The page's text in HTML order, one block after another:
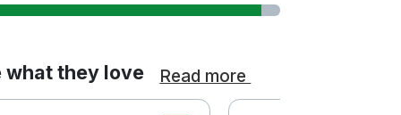
what they love Read more